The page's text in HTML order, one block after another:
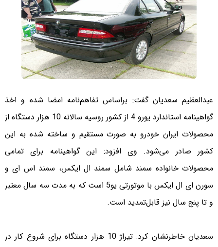
عبدالعظیم سعدیان گفت: براساس تفاهم‌نامه امضا شده و اخذ
گواهینامه استاندارد یورو 4 از کشور روسیه سالانه 10 هزار دستگاه از
محصولات ایران خودرو به صورت مستقیم و ساخته شده به این
کشور صادر می‌شود. وی افزود: این گواهینامه برای تمامی
محصولات خانواده سمند شامل سمند ال ایکس، سمند اس ای و
سورن ای ال ایکس با موتورتی یو5 است که به مدت سه سال معتبر
و تا پنج سال نیز قابل‌تمدید است.
سعدیان خاطرنشان کرد: تیراژ 10 هزار دستگاه برای شروع کار در